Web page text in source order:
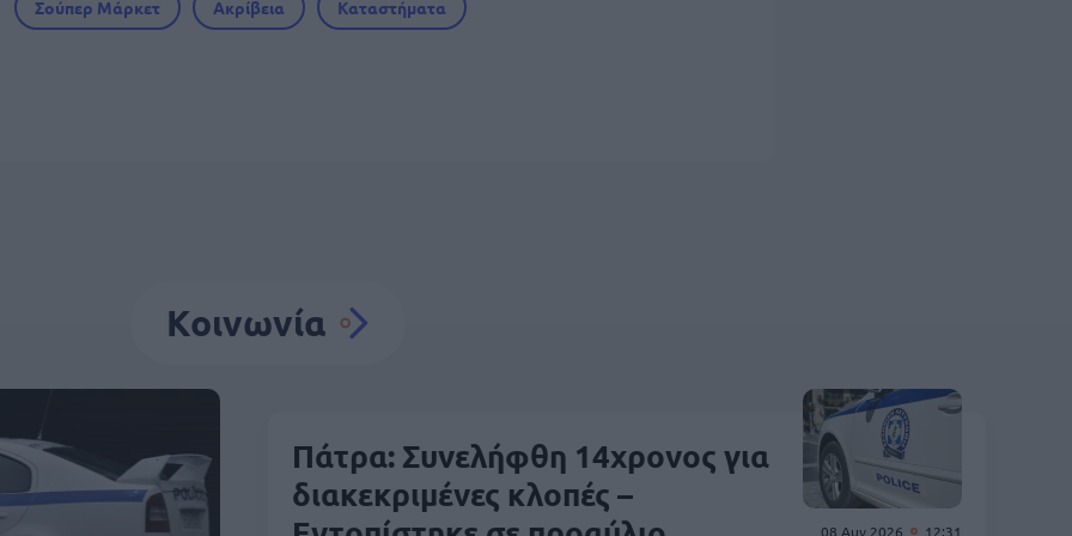
Σούπερ Μάρκετ Ακρίβεια Καταστήματα
Κοινωνία
08 Αυγ 2026 12:31
Πάτρα: Συνελήφθη 14χρονος για
διακεκριμένες κλοπές –